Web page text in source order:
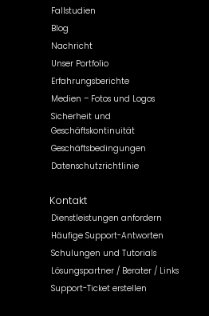
Fallstudien
Blog
Nachricht
Unser Portfolio
Erfahrungsberichte
Medien – Fotos und Logos
Sicherheit und
Geschäftskontinuität
Geschäftsbedingungen
Datenschutzrichtlinie
Kontakt
Dienstleistungen anfordern
Häufige Support-Antworten
Schulungen und Tutorials
Lösungspartner / Berater / Links
Support-Ticket erstellen